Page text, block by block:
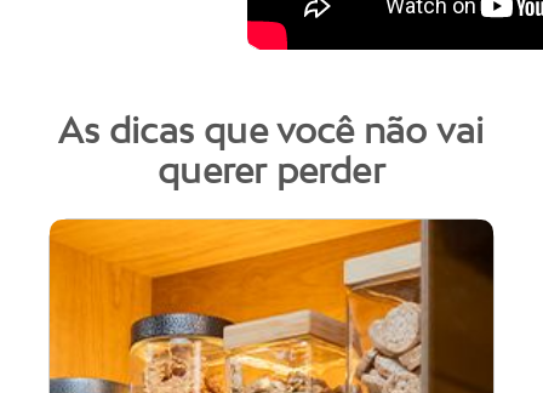
As dicas que você não vai
querer perder